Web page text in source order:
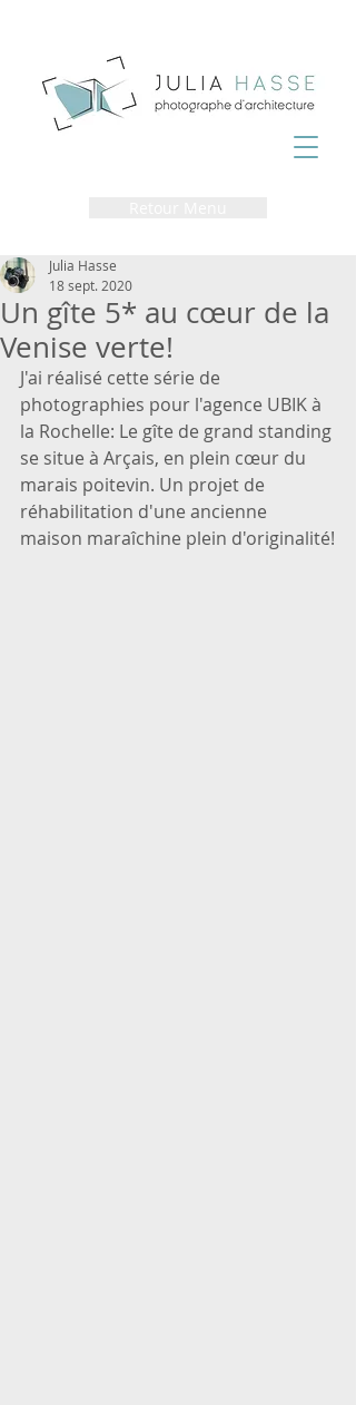
Un gîte 5* au cœur de la
Venise verte!
Julia Hasse
18 sept. 2020
J'ai réalisé cette série de
photographies pour l'agence UBIK à
la Rochelle: Le gîte de grand standing
se situe à Arçais, en plein cœur du
marais poitevin. Un projet de
réhabilitation d'une ancienne
maison maraîchine plein d'originalité!